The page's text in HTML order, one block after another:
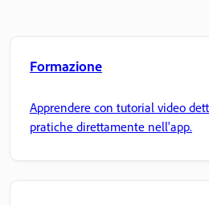
Formazione
Apprendere con tutorial video
pratiche direttamente nell'app.